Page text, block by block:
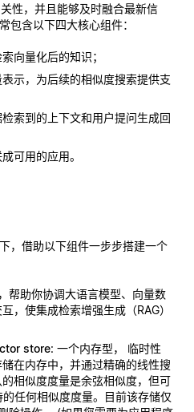
性，并且能够及时融合最新信
包含以下四大核心组件：
向量化后的知识；
示，为后续的相似度搜索提供支
索到的上下文和用户提问生成回
可用的应用。
，借助以下组件一步步搭建一个
帮助你协调大语言模型、向量数
，使集成检索增强生成（RAG）
store: 一个内存型， 临时性
在内存中，并通过精确的线性搜
相似度度量是余弦相似度，但可
任何相似度度量。目前该存储仅